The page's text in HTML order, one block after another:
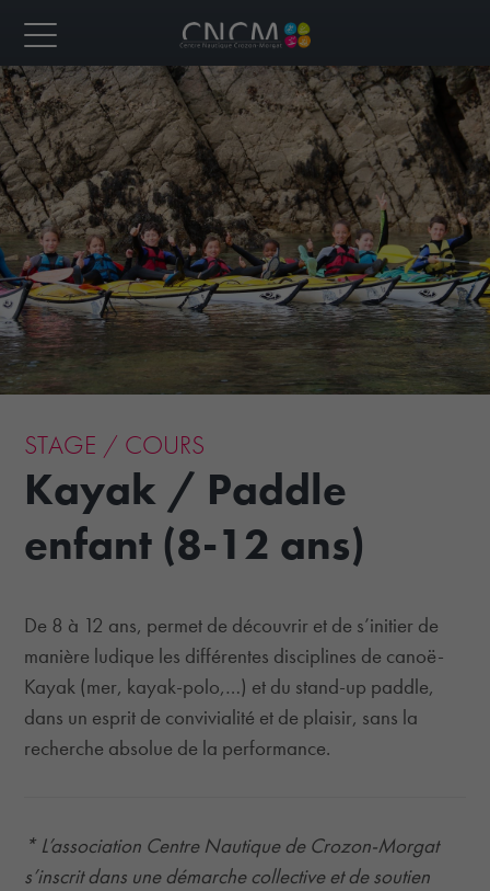
STAGE / COURS
Kayak / Paddle
enfant (8-12 ans)
De 8 à 12 ans, permet de découvrir et de s’initier de
manière ludique les différentes disciplines de canoë-
Kayak (mer, kayak-polo,…) et du stand-up paddle,
dans un esprit de convivialité et de plaisir, sans la
recherche absolue de la performance.
* L’association Centre Nautique de Crozon-Morgat
s’inscrit dans une démarche collective et de soutien